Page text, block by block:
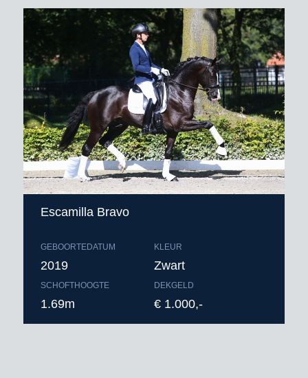
Escamilla Bravo
GEBOORTEDATUM
2019
SCHOFTHOOGTE
1.69m
KLEUR
Zwart
DEKGELD
€ 1.000,-